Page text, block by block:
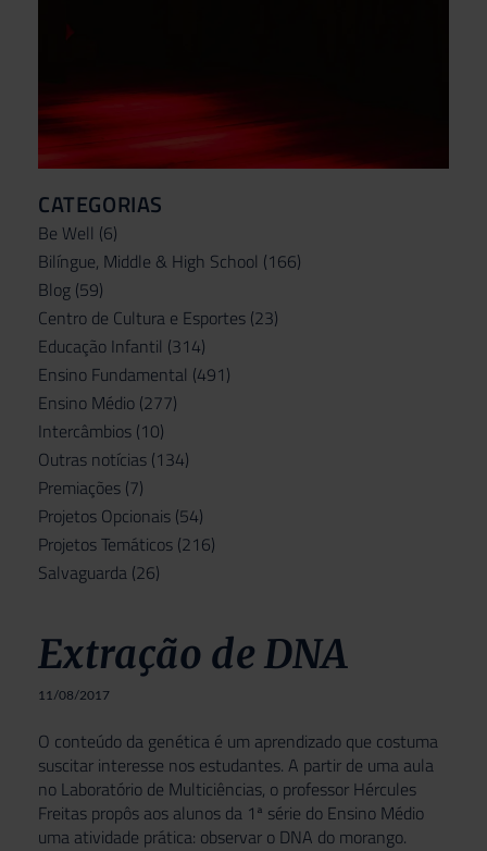
CATEGORIAS
Be Well (6)
Bilíngue, Middle & High School (166)
Blog (59)
Centro de Cultura e Esportes (23)
Educação Infantil (314)
Ensino Fundamental (491)
Ensino Médio (277)
Intercâmbios (10)
Outras notícias (134)
Premiações (7)
Projetos Opcionais (54)
Projetos Temáticos (216)
Salvaguarda (26)
Extração de DNA
11/08/2017
O conteúdo da genética é um aprendizado que costuma
suscitar interesse nos estudantes. A partir de uma aula
no Laboratório de Multiciências, o professor Hércules
Freitas propôs aos alunos da 1ª série do Ensino Médio
uma atividade prática: observar o DNA do morango.